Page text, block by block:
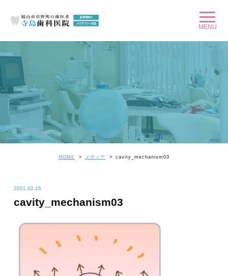
HOME メディア cavity_mechanism03
2021.02.15
cavity_mechanism03